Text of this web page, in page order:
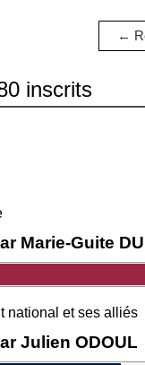
←
inscrits
Marie-Guite
national et ses alliés
Julien ODOUL